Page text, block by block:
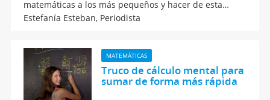
matemáticas a los más pequeños y hacer de esta
asignatura una de las materias favoritas de los niños.
Enseña las matemáticas a tus hijos con estos juegos.
Estefanía Esteban, Periodista
MATEMÁTICAS
Truco de cálculo mental para
sumar de forma más rápida